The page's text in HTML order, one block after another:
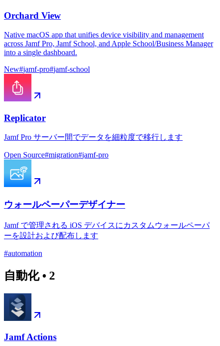
Orchard View
Native macOS app that unifies device visibility and management
across Jamf Pro, Jamf School, and Apple School/Business Manager
into a single dashboard.
New#jamf-pro#jamf-school
Replicator
Jamf Pro サーバー間でデータを細粒度で移行します
Open Source#migration#jamf-pro
ウォールペーパーデザイナー
Jamf で管理される iOS デバイスにカスタムウォールペーパ
ーを設計および配布します
#automation
自動化• 2
Jamf Actions